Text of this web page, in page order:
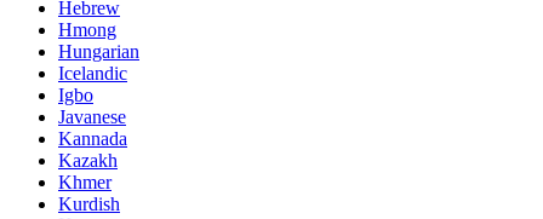
Hebrew
Hmong
Hungarian
Icelandic
Igbo
Javanese
Kannada
Kazakh
Khmer
Kurdish